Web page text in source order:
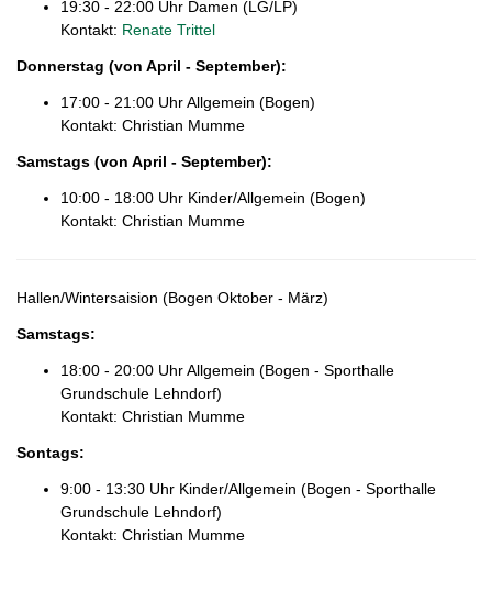
19:30 - 22:00 Uhr Damen (LG/LP)
Kontakt: Renate Trittel
Donnerstag (von April - September):
17:00 - 21:00 Uhr Allgemein (Bogen)
Kontakt: Christian Mumme
Samstags (von April - September):
10:00 - 18:00 Uhr Kinder/Allgemein (Bogen)
Kontakt: Christian Mumme
Hallen/Wintersaision (Bogen Oktober - März)
Samstags:
18:00 - 20:00 Uhr Allgemein (Bogen - Sporthalle
Grundschule Lehndorf)
Kontakt: Christian Mumme
Sontags:
9:00 - 13:30 Uhr Kinder/Allgemein (Bogen - Sporthalle
Grundschule Lehndorf)
Kontakt: Christian Mumme